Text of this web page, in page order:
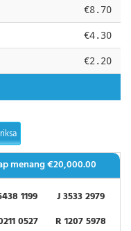
€8.70
€4.30
€2.20
menang€20,000.00
1199
J 3533 2979
0527
R 1207 5978